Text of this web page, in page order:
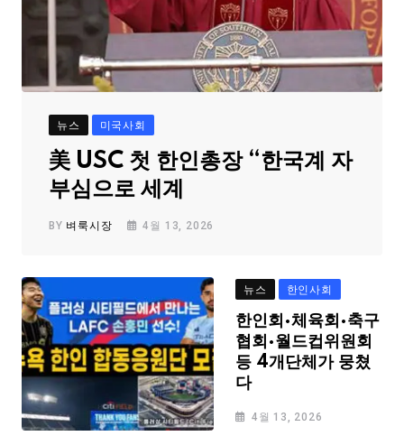
뉴스 미국사회
美 USC 첫 한인총장 “한국계 자
부심으로 세계
BY 벼룩시장 4월 13, 2026
뉴스 한인사회
한인회·체육회·축구
협회·월드컵위원회
등 4개단체가 뭉쳤
다
4월 13, 2026